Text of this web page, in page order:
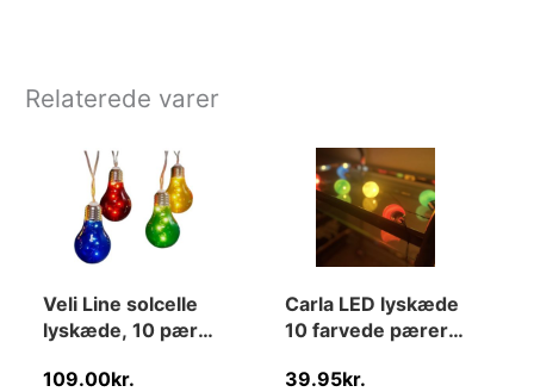
Relaterede varer
Veli Line solcelle
lyskæde, 10 pærer,
109.00kr.
Carla LED lyskæde
10 farvede pærer
39.95kr.